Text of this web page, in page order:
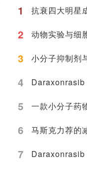
1
2
3
4
5
6
7